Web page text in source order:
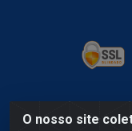
O nosso site